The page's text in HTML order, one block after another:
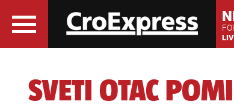
SVETI OTAC